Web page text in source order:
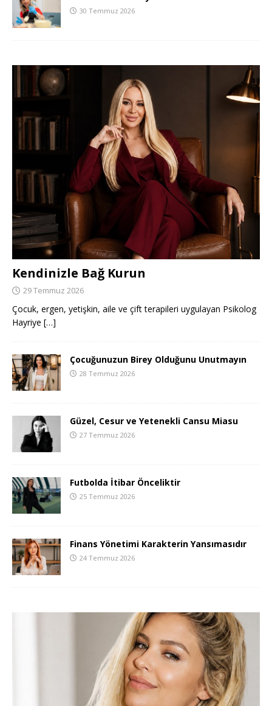
30 Temmuz 2026
Kendinizle Bağ Kurun
29 Temmuz 2026
Çocuk, ergen, yetişkin, aile ve çift terapileri uygulayan Psikolog
Hayriye […]
Çocuğunuzun Birey Olduğunu Unutmayın
28 Temmuz 2026
Güzel, Cesur ve Yetenekli Cansu Miasu
27 Temmuz 2026
Futbolda İtibar Önceliktir
25 Temmuz 2026
Finans Yönetimi Karakterin Yansımasıdır
24 Temmuz 2026